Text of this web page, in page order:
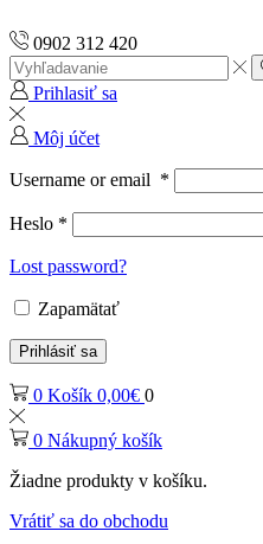
0902 312 420
Search
inputPrihlasiť sa
Môj účet
Username or email *
Heslo *
Lost password?
Zapamätať
Prihlásiť sa
0 Košík 0,00€ 0
0 Nákupný košík
Žiadne produkty v košíku.
Vrátiť sa do obchodu